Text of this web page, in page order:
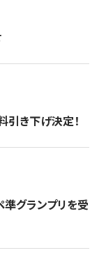
引き下げ決定！
グランプリを受